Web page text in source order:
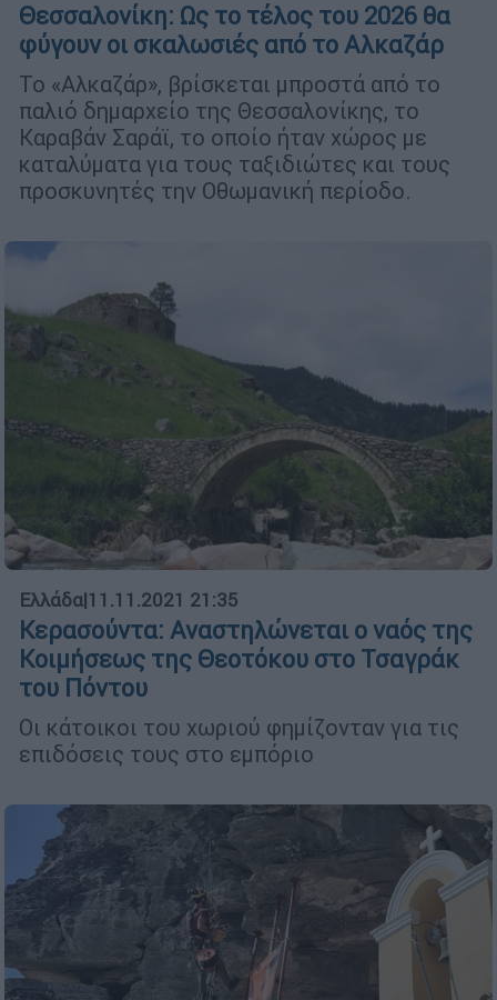
Θεσσαλονίκη: Ως το τέλος του 2026 θα
φύγουν οι σκαλωσιές από το Αλκαζάρ
Το «Αλκαζάρ», βρίσκεται μπροστά από το
παλιό δημαρχείο της Θεσσαλονίκης, το
Καραβάν Σαράϊ, το οποίο ήταν χώρος με
καταλύματα για τους ταξιδιώτες και τους
προσκυνητές την Οθωμανική περίοδο.
Ελλάδα|11.11.2021 21:35
Κερασούντα: Αναστηλώνεται ο ναός της
Κοιμήσεως της Θεοτόκου στο Τσαγράκ
του Πόντου
Οι κάτοικοι του χωριού φημίζονταν για τις
επιδόσεις τους στο εμπόριο